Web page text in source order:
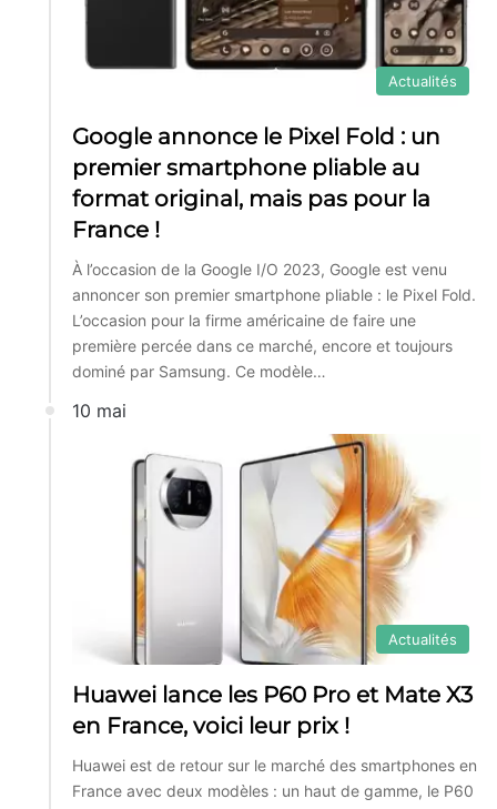
Actualités
Google annonce le Pixel Fold : un
premier smartphone pliable au
format original, mais pas pour la
France !
À l’occasion de la Google I/O 2023, Google est venu
annoncer son premier smartphone pliable : le Pixel Fold.
L’occasion pour la firme américaine de faire une
première percée dans ce marché, encore et toujours
dominé par Samsung. Ce modèle…
10 mai
Actualités
Huawei lance les P60 Pro et Mate X3
en France, voici leur prix !
Huawei est de retour sur le marché des smartphones en
France avec deux modèles : un haut de gamme, le P60